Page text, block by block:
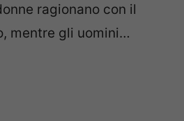
ragionano con il
mentre gli uomini…